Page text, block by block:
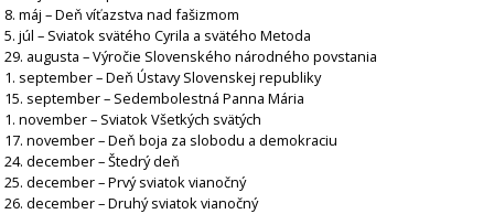
8. máj – Deň víťazstva nad fašizmom
5. júl – Sviatok svätého Cyrila a svätého Metoda
29. augusta – Výročie Slovenského národného povstania
1. september – Deň Ústavy Slovenskej republiky
15. september – Sedembolestná Panna Mária
1. november – Sviatok Všetkých svätých
17. november – Deň boja za slobodu a demokraciu
24. december – Štedrý deň
25. december – Prvý sviatok vianočný
26. december – Druhý sviatok vianočný